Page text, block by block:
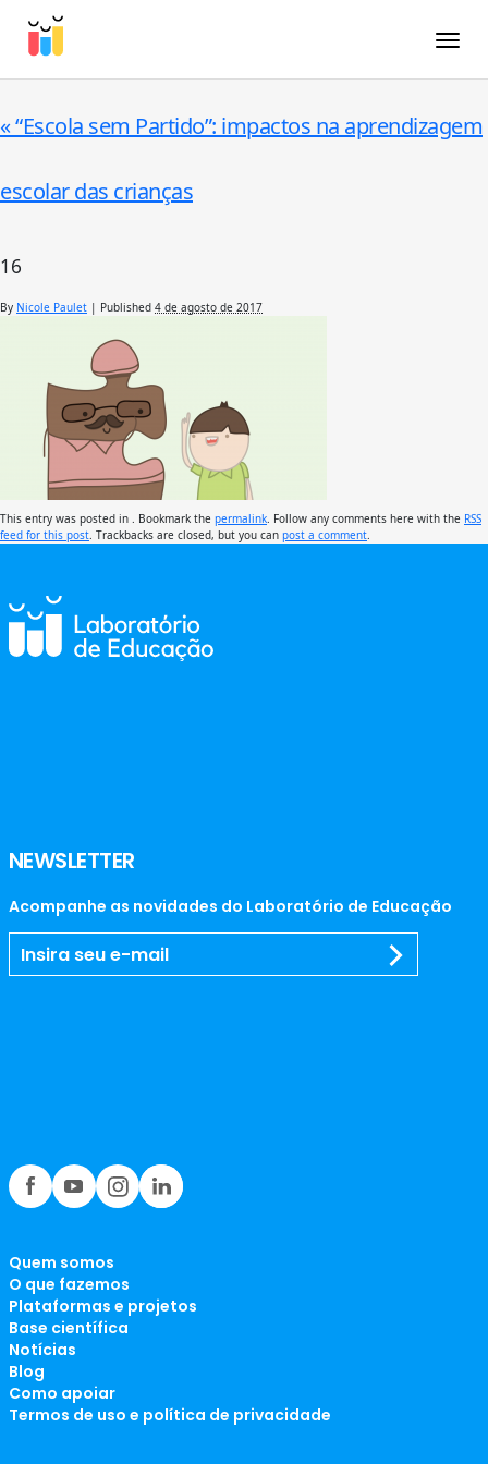
«“Escola sem Partido”: impactos na aprendizagem
escolar das crianças
16
By Nicole Paulet | Published 4 de agosto de 2017
This entry was posted in . Bookmark the permalink . Follow any comments here with the RSS
feed for this post . Trackbacks are closed, but you can post a comment
NEWSLETTER
Acompanhe as novidades do Laboratório de Educação
Quem somos
O que fazemos
Plataformas e projetos
Base científica
Notícias
Blog
Como apoiar
Termos de uso e política de privacidade